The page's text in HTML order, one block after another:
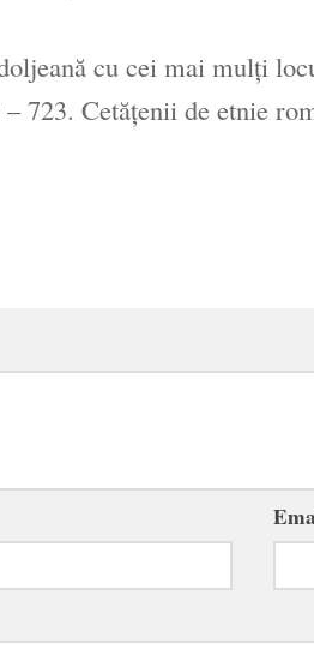
cu cei mai mulţi
723. Cetăţenii de etnie